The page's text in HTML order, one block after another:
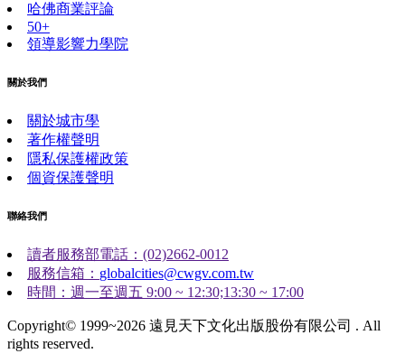
哈佛商業評論
50+
領導影響力學院
關於我們
關於城市學
著作權聲明
隱私保護權政策
個資保護聲明
聯絡我們
讀者服務部電話：(02)2662-0012
服務信箱： globalcities@cwgv.com.tw
時間：週一至週五 9:00 ~ 12:30;13:30 ~ 17:00
Copyright© 1999~2026 遠見天下文化出版股份有限公司 . All
rights reserved.